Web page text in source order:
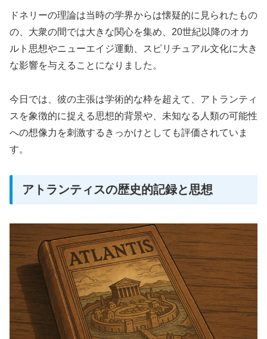
ドネリーの理論は当時の学界からは懐疑的に見られたもの
の、大衆の間では大きな関心を集め、20世紀以降のオカ
ルト思想やニューエイジ運動、スピリチュアル文化に大き
な影響を与えることになりました。
今日では、彼の主張は学術的な枠を超えて、アトランティ
スを象徴的に捉える思想的背景や、未知なる人類の可能性
への想像力を刺激するきっかけとしても評価されていま
す。
アトランティスの歴史的記録と思想